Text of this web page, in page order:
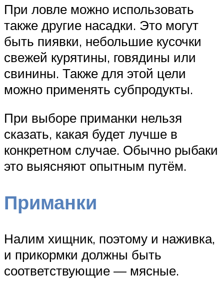
При ловле можно использовать
также другие насадки. Это могут
быть пиявки, небольшие кусочки
свежей курятины, говядины или
свинины. Также для этой цели
можно применять субпродукты.
При выборе приманки нельзя
сказать, какая будет лучше в
конкретном случае. Обычно рыбаки
это выясняют опытным путём.
Приманки
Налим хищник, поэтому и наживка,
и прикормки должны быть
соответствующие — мясные.